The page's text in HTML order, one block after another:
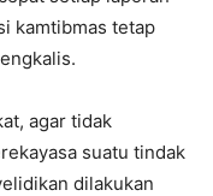
kamtibmas tetap
agar tidak
suatu tindak
dilakukan